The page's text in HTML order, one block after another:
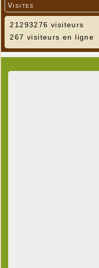
Visites
21293276 visiteurs
267 visiteurs en ligne